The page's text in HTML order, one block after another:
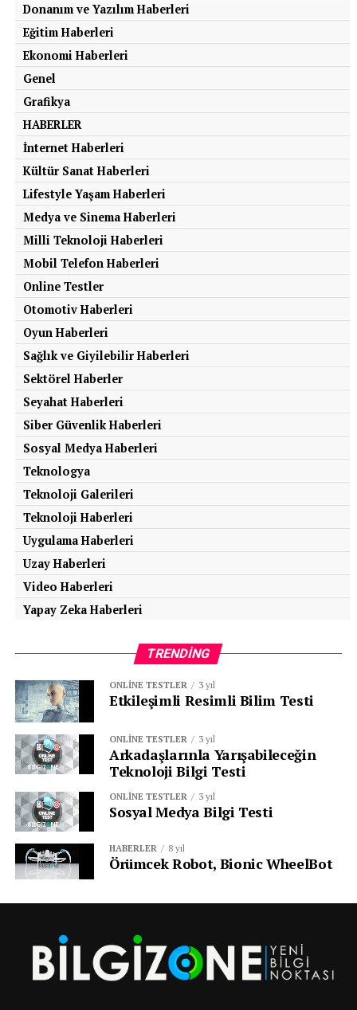
Donanım ve Yazılım Haberleri
Eğitim Haberleri
Ekonomi Haberleri
Genel
Grafikya
HABERLER
İnternet Haberleri
Kültür Sanat Haberleri
Lifestyle Yaşam Haberleri
Medya ve Sinema Haberleri
Milli Teknoloji Haberleri
Mobil Telefon Haberleri
Online Testler
Otomotiv Haberleri
Oyun Haberleri
Sağlık ve Giyilebilir Haberleri
Sektörel Haberler
Seyahat Haberleri
Siber Güvenlik Haberleri
Sosyal Medya Haberleri
Teknologya
Teknoloji Galerileri
Teknoloji Haberleri
Uygulama Haberleri
Uzay Haberleri
Video Haberleri
Yapay Zeka Haberleri
TRENDING
ONLINE TESTLER 3 yıl
Etkileşimli Resimli Bilim Testi
ONLINE TESTLER 3 yıl
Arkadaşlarınla Yarışabileceğin
Teknoloji Bilgi Testi
ONLINE TESTLER 3 yıl
Sosyal Medya Bilgi Testi
HABERLER 8 yıl
Örümcek Robot, Bionic WheelBot